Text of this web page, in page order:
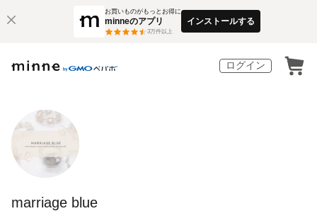
お買いものがもっとお得に
minneのアプリ
3万件以上
インストールする
ログイン
marriage blue